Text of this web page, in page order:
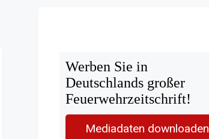
Werben Sie in
Deutschlands großer
Feuerwehrzeitschrift!
Mediadaten downloaden